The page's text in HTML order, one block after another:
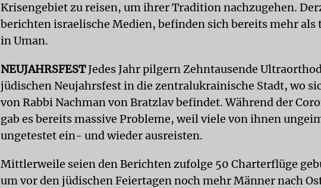
Krisengebiet zu reisen, um ihrer Tradition nachzugehen.
berichten israelische Medien, befinden sich bereits mehr als
in Uman.
NEUJAHRSFESTJedes Jahr pilgern Zehntausende
jüdischen Neujahrsfest in die zentralukrainische Stadt, wo
von Rabbi Nachman von Bratzlav befindet. Während der
gab es bereits massive Probleme, weil viele von ihnen
ungetestet ein- und wieder ausreisten.
Mittlerweile seien den Berichten zufolge 50 Charterflüge
um vor den jüdischen Feiertagen noch mehr Männer nach